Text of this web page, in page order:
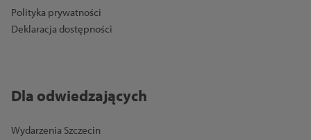
Polityka prywatności
Deklaracja dostępności
Dla odwiedzających
Wydarzenia Szczecin